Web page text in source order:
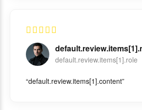
default.review.items[1].role
“default.review.items[1].content”